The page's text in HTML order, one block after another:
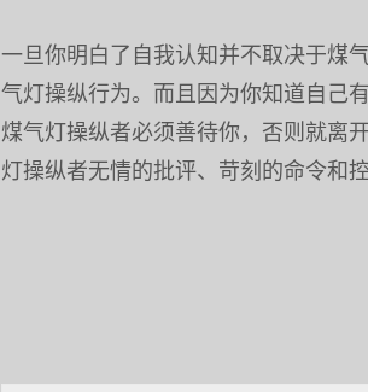
一旦你明白了自我认知并不取决于煤
气灯操纵行为。而且因为你知道自己
煤气灯操纵者必须善待你，否则就离
灯操纵者无情的批评、苛刻的命令和控